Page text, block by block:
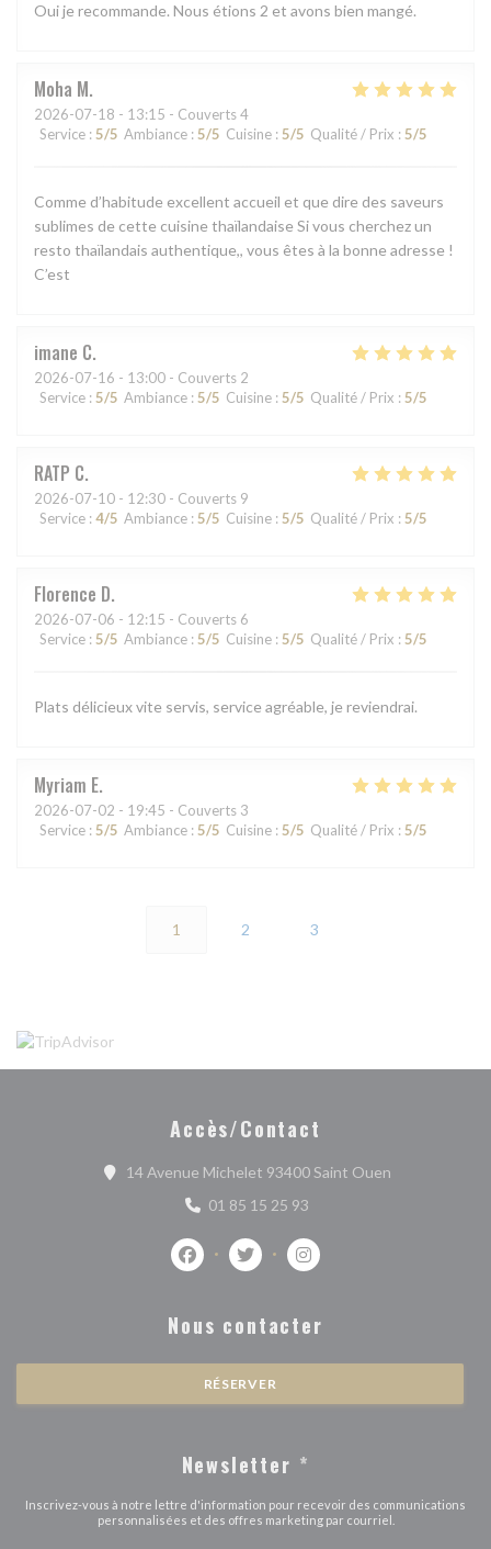
Oui je recommande. Nous étions 2 et avons bien mangé.
Moha M
2026-07-18 - 13:15 - Couverts 4
Service : 5/5 Ambiance : 5/5 Cuisine : 5/5 Qualité / Prix : 5/5
Comme d’habitude excellent accueil et que dire des saveurs
sublimes de cette cuisine thaïlandaise Si vous cherchez un
resto thaïlandais authentique,, vous êtes à la bonne adresse !
C’est
imane C
2026-07-16 - 13:00 - Couverts 2
Service : 5/5 Ambiance : 5/5 Cuisine : 5/5 Qualité / Prix : 5/5
RATP C
2026-07-10 - 12:30 - Couverts 9
Service : 4/5 Ambiance : 5/5 Cuisine : 5/5 Qualité / Prix : 5/5
Florence D
2026-07-06 - 12:15 - Couverts 6
Service : 5/5 Ambiance : 5/5 Cuisine : 5/5 Qualité / Prix : 5/5
Plats délicieux vite servis, service agréable, je reviendrai.
Myriam E
2026-07-02 - 19:45 - Couverts 3
Service : 5/5 Ambiance : 5/5 Cuisine : 5/5 Qualité / Prix : 5/5
1 2 3
Accès/Contact
14 Avenue Michelet 93400 Saint Ouen((ouvre une
01 85 15 25 93
Facebook ((ouvre une nouvelle fenêtre))
Twitter ((ouvre une nouvelle
Instagram ((ouvre une
Nous contacter
RÉSERVER
Newsletter *
Inscrivez-vous à notre lettre d'information pour recevoir des communications
personnalisées et des offres marketing par courriel.